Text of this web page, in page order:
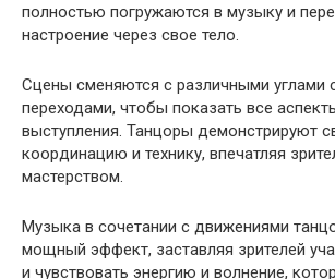
полностью погружаются в музыку и
настроение через свое тело.
Сцены сменяются с различными углами
переходами, чтобы показать все
выступления. Танцоры демонстрируют
координацию и технику, впечатляя
мастерством.
Музыка в сочетании с движениями
мощный эффект, заставляя зрителей
и чувствовать энергию и волнение,